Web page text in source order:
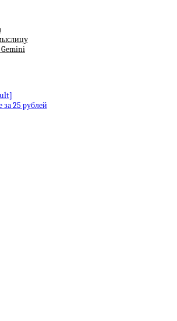
Gemini
25 рублей